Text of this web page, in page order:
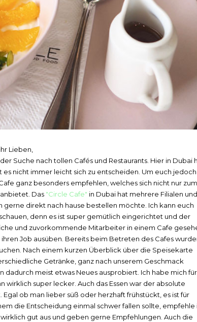
Lieben,
Suche nach tollen Cafés und Restaurants. Hier in Dubai
nicht immer leicht sich zu entscheiden. Um euch jedoch
ganz besonders empfehlen, welches sich nicht nur zum
Das "Circle Cafe" in Dubai hat mehrere Filialen und
gerne direkt nach hause bestellen möchte. Ich kann euch
denn es ist super gemütlich eingerichtet und der
und zuvorkommende Mitarbeiter in einem Cafe
Job ausüben. Bereits beim Betreten des Cafes
Nach einem kurzen Überblick über die Speisekarte
Getränke, ganz nach unserem Geschmack
dadurch meist etwas Neues ausprobiert. Ich habe mich für
wirklich super lecker. Auch das Essen war der absolute
ob man lieber süß oder herzhaft frühstückt, es ist für
die Entscheidung einmal schwer fallen sollte, empfehle
gut aus und geben gerne Empfehlungen. Auch die